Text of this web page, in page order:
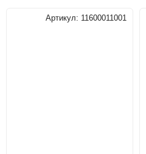
Артикул: 11600011001